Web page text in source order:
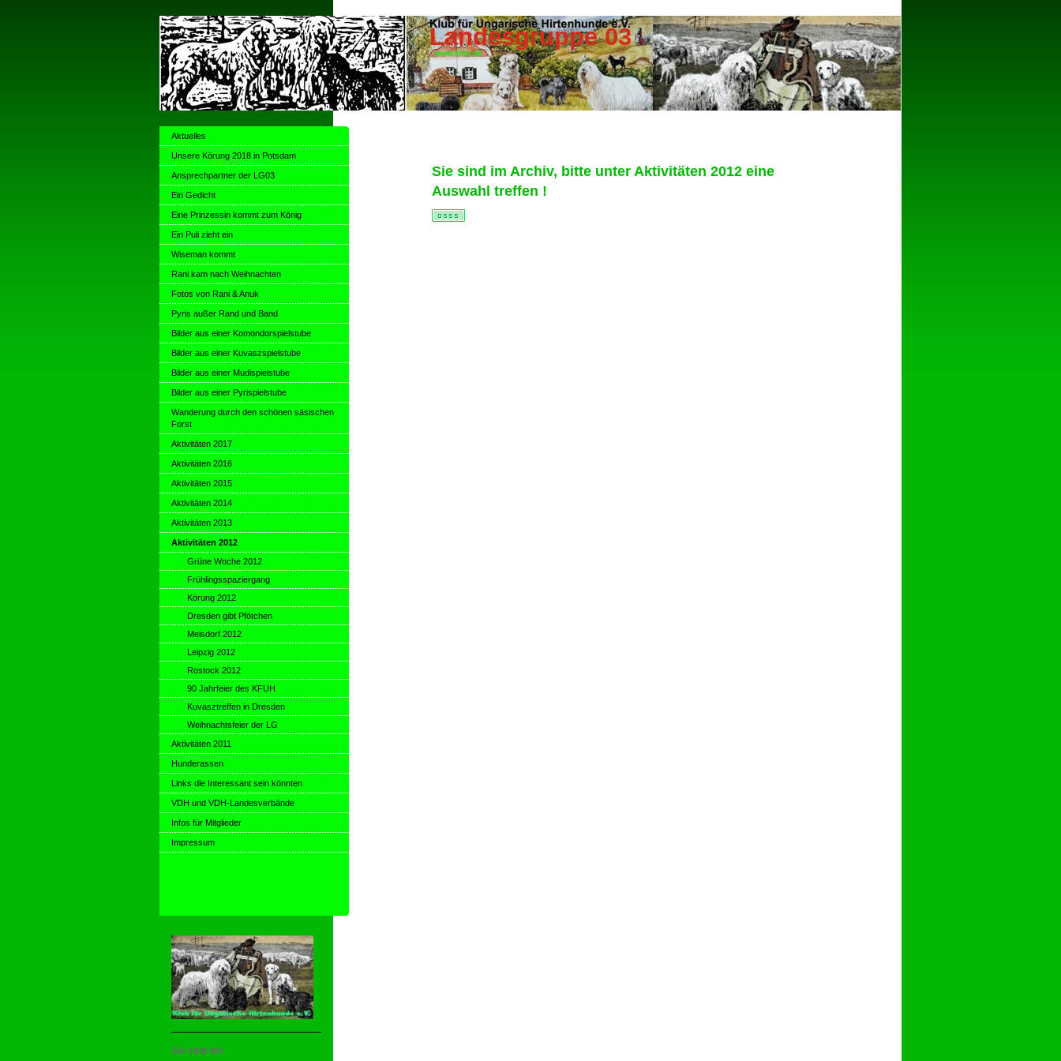
Landesgruppe 03
Sie sind im Archiv, bitte unter Aktivitäten 2012 eine
Auswahl treffen !
Aktuelles
Unsere Körung 2018 in Potsdam
Ansprechpartner der LG03
Ein Gedicht
Eine Prinzessin kommt zum König
Ein Puli zieht ein
Wiseman kommt
Rani kam nach Weihnachten
Fotos von Rani & Anuk
Pyris außer Rand und Band
Bilder aus einer Komondorspielstube
Bilder aus einer Kuvaszspielstube
Bilder aus einer Mudispielstube
Bilder aus einer Pyrispielstube
Wanderung durch den schönen säsischen
Forst
Aktivitäten 2017
Aktivitäten 2016
Aktivitäten 2015
Aktivitäten 2014
Aktivitäten 2013
Aktivitäten 2012
Grüne Woche 2012
Frühlingsspaziergang
Körung 2012
Dresden gibt Pfötchen
Meisdorf 2012
Leipzig 2012
Rostock 2012
90 Jahrfeier des KFUH
Kuvasztreffen in Dresden
Weihnachtsfeier der LG
Aktivitäten 2011
Hunderassen
Links die Interessant sein könnten
VDH und VDH-Landesverbände
Infos für Mitglieder
Impressum
Sie sind der